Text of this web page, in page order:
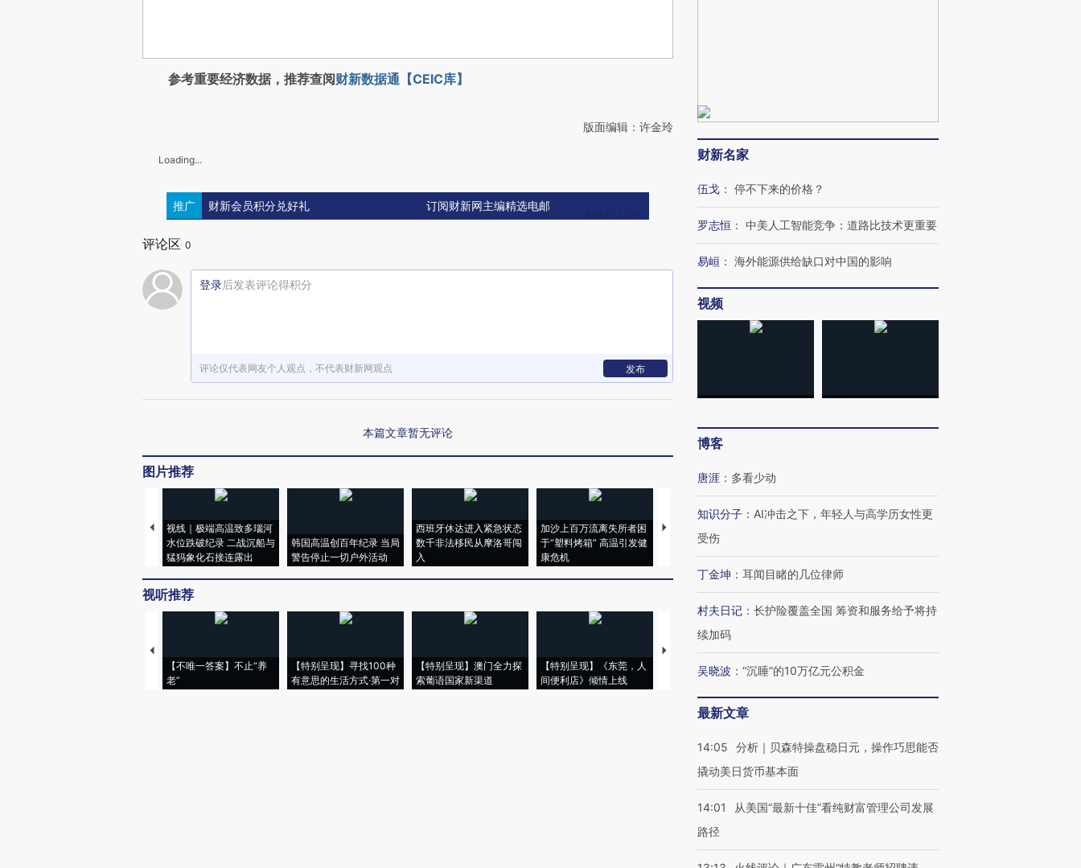
参考重要经济数据，推荐查阅财新数据通【CEIC库】
版面编辑：许金玲
Loading...
推广 财新会员积分兑好礼 订阅财新网主编精选电邮
评论区 0
登录后发表评论得积分
评论仅代表网友个人观点，不代表财新网观点 发布
本篇文章暂无评论
图片推荐
视线｜极端高温致多瑙河
水位跌破纪录 二战沉船与
猛犸象化石接连露出
韩国高温创百年纪录 当局
警告停止一切户外活动
西班牙休达进入紧急状态
数千非法移民从摩洛哥闯
入
加沙上百万流离失所者困
于“塑料烤箱” 高温引发健
康危机
马航飞行员跨国走私7万
粒摇头丸 尿检体内含3种
要防空导弹“救急”
13人遇难
视听推荐
【不唯一答案】不止“养
老”
【特别呈现】寻找100种
有意思的生活方式·第一对
【特别呈现】澳门全力探
索葡语国家新渠道
【特别呈现】《东莞，人
间便利店》倾情上线
【推广】走进第四届链博
会，让数智科技“链”接产
【特别呈现】寻找100种
有意思的生活方式·第三对
【商旅对话】华住集团
财新名家
伍戈 ： 停不下来的价格？
罗志恒 ： 中美人工智能竞争：道路比技术更重要
易峘 ： 海外能源供给缺口对中国的影响
视频
博客
唐涯 ： 多看少动
知识分子 ： AI冲击之下，年轻人与高学历女性更
受伤
丁金坤 ： 耳闻目睹的几位律师
村夫日记 ： 长护险覆盖全国 筹资和服务给予将持
续加码
吴晓波 ： “沉睡”的10万亿元公积金
最新文章
14:05
分析｜贝森特操盘稳日元，操作巧思能否
撬动美日货币基本面
14:01
从美国“最新十佳”看纯财富管理公司发展
路径